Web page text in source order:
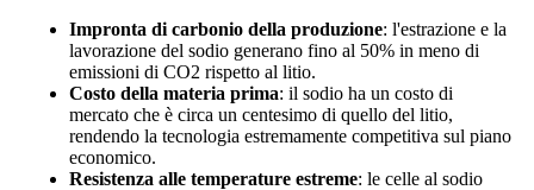
Impronta di carbonio della produzione: l'estrazione e la
lavorazione del sodio generano fino al 50% in meno di
emissioni di CO2 rispetto al litio.
Costo della materia prima: il sodio ha un costo di
mercato che è circa un centesimo di quello del litio,
rendendo la tecnologia estremamente competitiva sul piano
economico.
Resistenza alle temperature estreme: le celle al sodio